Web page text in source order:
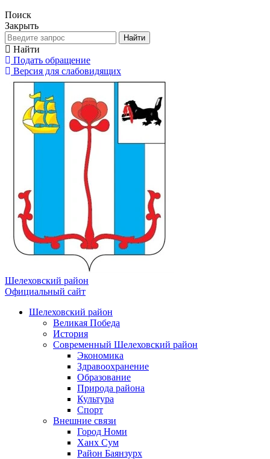
Поиск
Закрыть
Найти
Найти
Подать обращение
Версия для слабовидящих
Шелеховский район
Официальный сайт
Шелеховский район
Великая Победа
История
Современный Шелеховский район
Экономика
Здравоохранение
Образование
Природа района
Культура
Спорт
Внешние связи
Город Номи
Ханх Сум
Район Баянзурх